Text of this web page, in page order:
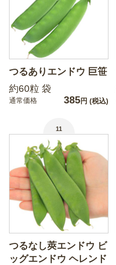
つるありエンドウ 巨笹
約60粒 袋
通常価格 385円 (税込)
11
つるなし莢エンドウ ビ
ッグエンドウ ヘレンド